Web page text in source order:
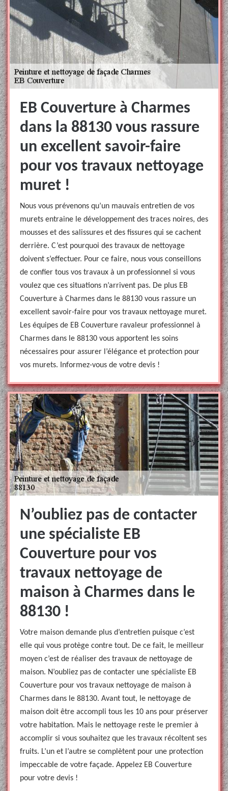
EB Couverture à Charmes
dans la 88130 vous rassure
un excellent savoir-faire
pour vos travaux nettoyage
muret !
Nous vous prévenons qu’un mauvais entretien de vos
murets entraine le développement des traces noires, des
mousses et des salissures et des fissures qui se cachent
derrière. C’est pourquoi des travaux de nettoyage
doivent s’effectuer. Pour ce faire, nous vous conseillons
de confier tous vos travaux à un professionnel si vous
voulez que ces situations n’arrivent pas. De plus EB
Couverture à Charmes dans le 88130 vous rassure un
excellent savoir-faire pour vos travaux nettoyage muret.
Les équipes de EB Couverture ravaleur professionnel à
Charmes dans le 88130 vous apportent les soins
nécessaires pour assurer l’élégance et protection pour
vos murets. Informez-vous de votre devis !
N’oubliez pas de contacter
une spécialiste EB
Couverture pour vos
travaux nettoyage de
maison à Charmes dans le
88130 !
Votre maison demande plus d’entretien puisque c’est
elle qui vous protège contre tout. De ce fait, le meilleur
moyen c’est de réaliser des travaux de nettoyage de
maison. N’oubliez pas de contacter une spécialiste EB
Couverture pour vos travaux nettoyage de maison à
Charmes dans le 88130. Avant tout, le nettoyage de
maison doit être accompli tous les 10 ans pour préserver
votre habitation. Mais le nettoyage reste le premier à
accomplir si vous souhaitez que les travaux récoltent ses
fruits. L’un et l’autre se complètent pour une protection
impeccable de votre façade. Appelez EB Couverture
pour votre devis !